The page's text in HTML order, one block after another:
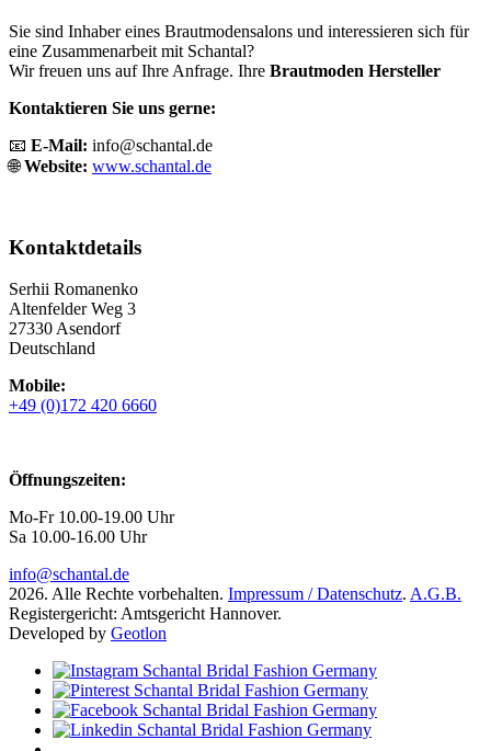
Sie sind Inhaber eines Brautmodensalons und interessieren sich für
eine Zusammenarbeit mit Schantal?
Wir freuen uns auf Ihre Anfrage. Ihre Brautmoden Hersteller
Kontaktieren Sie uns gerne:
📧 E-Mail: info@schantal.de
🌐Website: www.schantal.de
Kontaktdetails
Serhii Romanenko
Altenfelder Weg 3
27330 Asendorf
Deutschland
Mobile:
+49 (0)172 420 6660
Öffnungszeiten:
Mo-Fr 10.00-19.00 Uhr
Sa 10.00-16.00 Uhr
info@schantal.de
2026. Alle Rechte vorbehalten. Impressum / Datenschutz. A.G.B.
Registergericht: Amtsgericht Hannover.
Developed by Geotlon